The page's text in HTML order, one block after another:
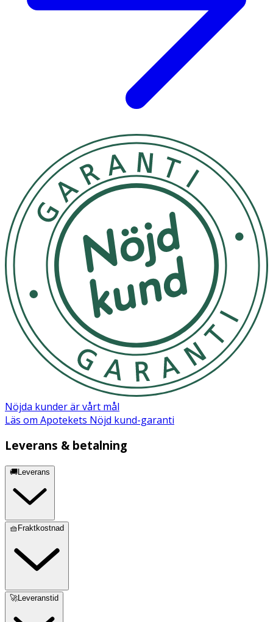
Nöjda kunder är vårt mål
Läs om Apotekets Nöjd kund-garanti
Leverans & betalning
🚚Leverans
🧺Fraktkostnad
🚀Leveranstid